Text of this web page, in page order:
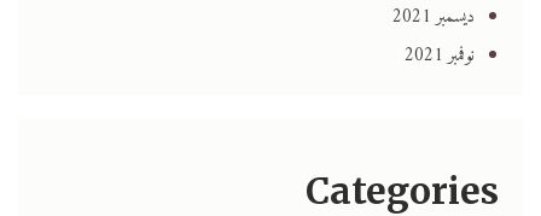
ديسمبر 2021
نوفمبر 2021
Categories